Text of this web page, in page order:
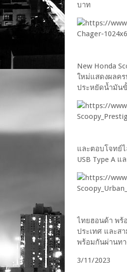
บาท
New Honda
ใหม่แสดงผลคร
ประหยัดน้ำมัน
และตอบโจทย์
USB Type A
ไทยฮอนด้า พร้
ประเทศ และส
พร้อมกันผ่านท
3/11/2023